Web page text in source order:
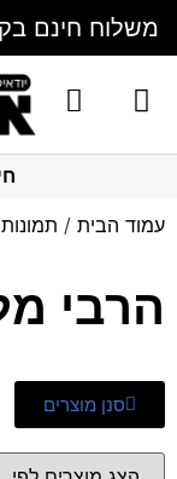
משלוח חינם בקנייה מעל
עמוד הבית /
הרבי
סנן מוצרים